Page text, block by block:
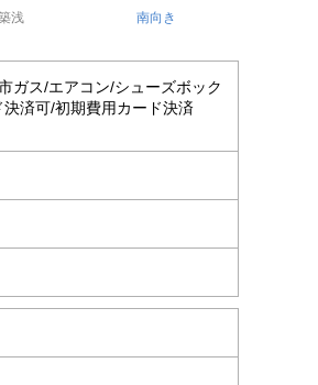
浅 南向き
ガス/エアコン/シューズボック
済可/初期費用カード決済